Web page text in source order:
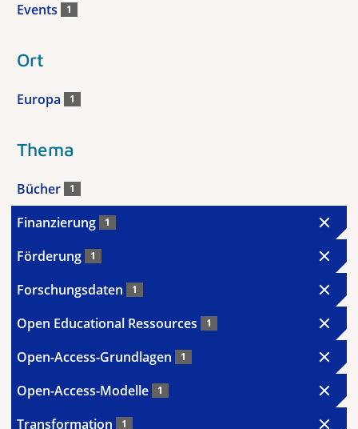
Events 1
Ort
Europa 1
Thema
Bücher 1
Finanzierung 1
Förderung 1
Forschungsdaten 1
Open Educational Ressources 1
Open-Access-Grundlagen 1
Open-Access-Modelle 1
Transformation 1